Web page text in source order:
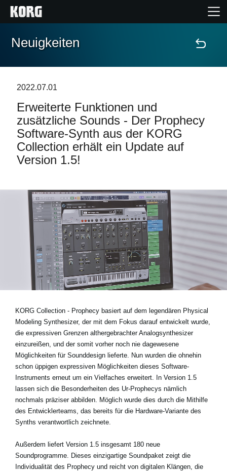
Home
Extras
Events
Support
Händlersuche
Neuigkeiten
Gebiet / Land
Neuigkeiten
2022.07.01
Erweiterte Funktionen und
zusätzliche Sounds - Der Prophecy
Software-Synth aus der KORG
Collection erhält ein Update auf
Version 1.5!
KORG Collection - Prophecy basiert auf dem legendären Physical
Modeling Synthesizer, der mit dem Fokus darauf entwickelt wurde,
die expressiven Grenzen althergebrachter Analogsynthesizer
einzureißen, und der somit vorher noch nie dagewesene
Möglichkeiten für Sounddesign lieferte. Nun wurden die ohnehin
schon üppigen expressiven Möglichkeiten dieses Software-
Instruments erneut um ein Vielfaches erweitert.
In Version 1.5
lassen sich die Besonderheiten des Ur-Prophecys nämlich
nochmals präziser abbilden. Möglich wurde dies durch die Mithilfe
des Entwicklerteams, das bereits für die Hardware-Variante des
Synths verantwortlich zeichnete.
Außerdem liefert Version 1.5 insgesamt 180 neue
Soundprogramme. Dieses einzigartige Soundpaket zeigt die
Individualität des Prophecy und reicht von digitalen Klängen, die